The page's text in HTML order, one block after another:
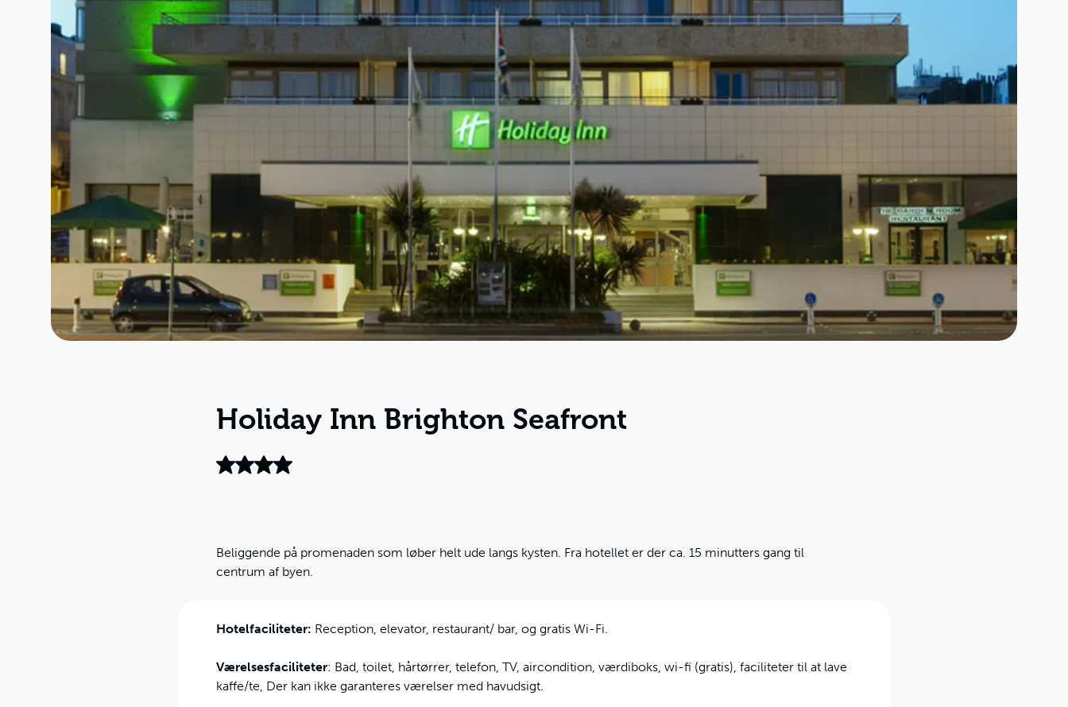
Holiday Inn Brighton Seafront
Beliggende på promenaden som løber helt ude langs kysten. Fra hotellet er der ca. 15 minutters gang til
centrum af byen.
Hotelfaciliteter: Reception, elevator, restaurant/ bar, og gratis Wi-Fi.
Værelsesfaciliteter: Bad, toilet, hårtørrer, telefon, TV, aircondition, værdiboks, wi-fi (gratis), faciliteter til at lave
kaffe/te, Der kan ikke garanteres værelser med havudsigt.